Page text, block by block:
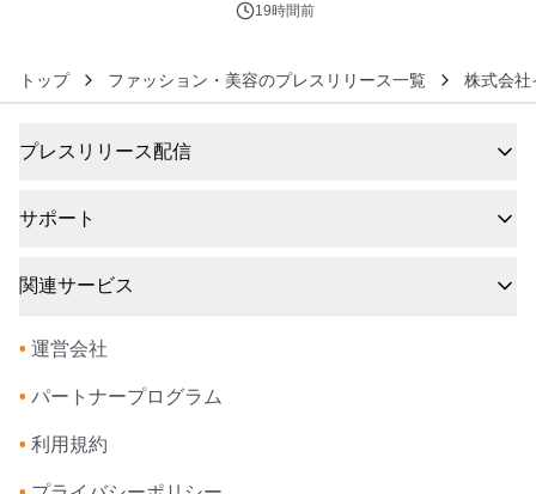
ぐっと豊かに
19時間前
トップ ファッション・美容のプレスリリース一覧 株式会社
プレスリリース配信
サポート
関連サービス
• 運営会社
• パートナープログラム
• 利用規約